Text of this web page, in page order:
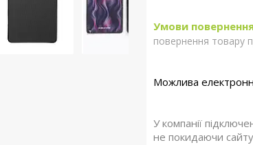
повернення товару
У компанії
не покидаючи